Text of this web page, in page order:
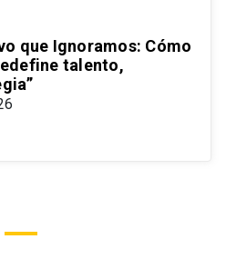
que Ignoramos: Cómo
talento,